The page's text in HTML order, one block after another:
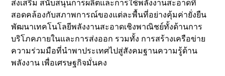
ส่งเสริม สนับสนุนการผลิตและการใช้พลังงานสะอาดที่
สอดคล้องกับสภาพการณ์ของแต่ละพื้นที่อย่างคุ้มค่ายั่งยืน
พัฒนาเทคโนโลยีพลังงานสะอาดเชิงพาณิชย์ทั้งด้านการ
บริโภคภายในและการส่งออก รวมทั้ง การสร้างเครือข่าย
ความร่วมมือที่นำพาประเทศไปสู่สังคมฐานความรู้ด้าน
พลังงาน เพื่อเศรษฐกิจมั่นคง